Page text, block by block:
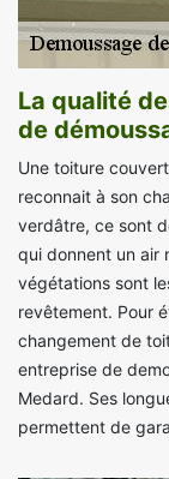
La qualité
de
Une toiture
reconnait à son
verdâtre, ce sont
qui donnent un air
végétations sont
revêtement. Pour
changement de
entreprise de
Medard. Ses
permettent de